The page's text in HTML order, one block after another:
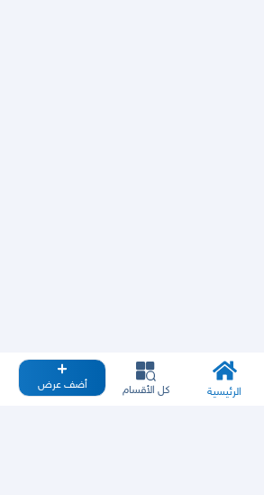
الرئيسية كل الأقسام أضف عرض